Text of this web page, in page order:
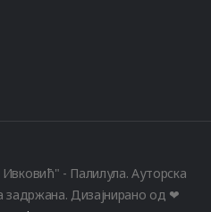
- Палилула. Ауторска
задржана. Дизајнирано од ❤